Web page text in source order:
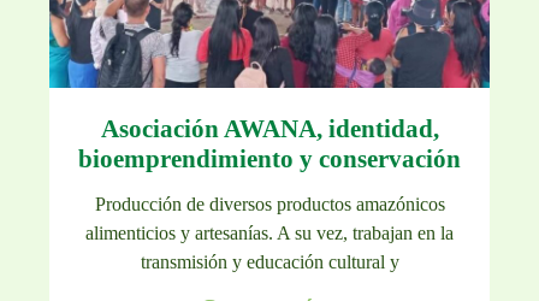
Asociación AWANA, identidad,
bioemprendimiento y conservación
Producción de diversos productos amazónicos
alimenticios y artesanías. A su vez, trabajan en la
transmisión y educación cultural y